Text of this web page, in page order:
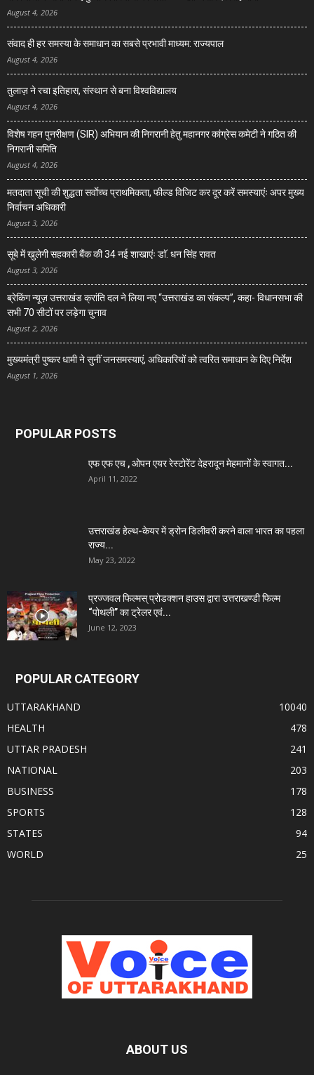
August 4, 2026
संवाद ही हर समस्या के समाधान का सबसे प्रभावी माध्यम: राज्यपाल
August 4, 2026
तुलाज़ ने रचा इतिहास, संस्थान से बना विश्वविद्यालय
August 4, 2026
विशेष गहन पुनरीक्षण (SIR) अभियान की निगरानी हेतु महानगर कांग्रेस कमेटी ने गठित की
निगरानी समिति
August 4, 2026
मतदाता सूची की शुद्धता सर्वाेच्च प्राथमिकता, फील्ड विजिट कर दूर करें समस्याएंः अपर मुख्य
निर्वाचन अधिकारी
August 3, 2026
सूबे में खुलेगी सहकारी बैंक की 34 नई शाखाएंः डाॅ. धन सिंह रावत
August 3, 2026
ब्रेकिंग न्यूज़ उत्तराखंड क्रांति दल ने लिया नए “उत्तराखंड का संकल्प”, कहा- विधानसभा की
सभी 70 सीटों पर लड़ेगा चुनाव
August 2, 2026
मुख्यमंत्री पुष्कर धामी ने सुनीं जनसमस्याएं, अधिकारियों को त्वरित समाधान के दिए निर्देश
August 1, 2026
POPULAR POSTS
एफ एफ एच , ओपन एयर रेस्टोरेंट देहरादून मेहमानों के स्वागत...
April 11, 2022
उत्तराखंड हेल्थ-केयर में ड्रोन डिलीवरी करने वाला भारत का पहला
राज्य...
May 23, 2022
प्रज्जवल फिल्मस् प्रोडक्शन हाउस द्वारा उत्तराखण्डी फिल्म
“पोथली” का ट्रेलर एवं...
June 12, 2023
POPULAR CATEGORY
UTTARAKHAND
10040
HEALTH
478
UTTAR PRADESH
241
NATIONAL
203
BUSINESS
178
SPORTS
128
STATES
94
WORLD
25
ABOUT US